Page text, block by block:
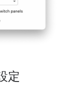
定